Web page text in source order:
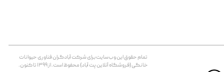
تمام حقوق اين وب‌سايت برای شرکت آبادگران فناوری حیوانات
خانگی (فروشگاه آنلاین پت آباد) محفوظ است. از ۱۳۹۹ تا کنون.